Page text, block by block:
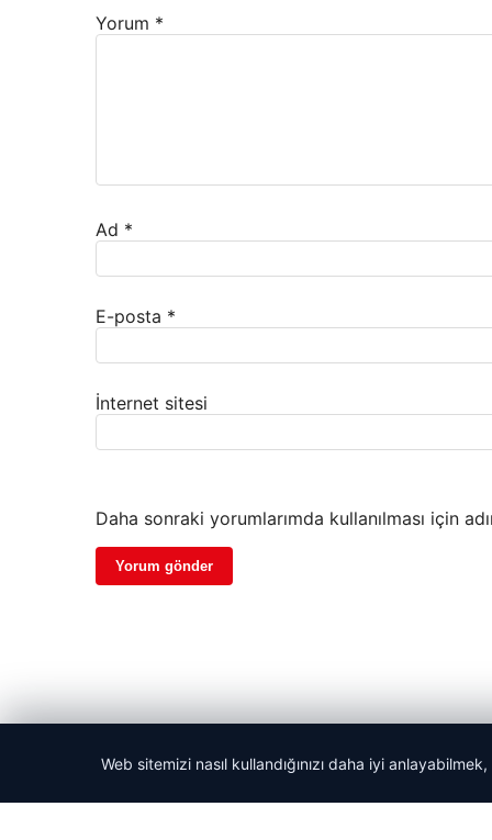
Yorum *
Ad *
E-posta *
İnternet sitesi
Daha sonraki yorumlarımda kullanılması için
Web sitemizi nasıl kullandığınızı daha iyi